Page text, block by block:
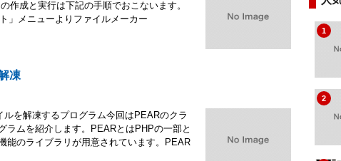
作成と実行は下記の手順でおこないます。
」メニューよりファイルメーカー
凍
を解凍するプログラム今回はPEARのクラ
ラムを紹介します。PEARとはPHPの一部と
能のライブラリが用意されています。PEAR
1
2